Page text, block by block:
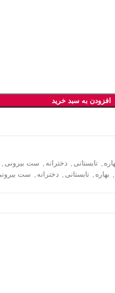
افزودن به سبد خرید
تابستانی دخترانه ست بیرونی
بهاره تابستانی دخترانه ست